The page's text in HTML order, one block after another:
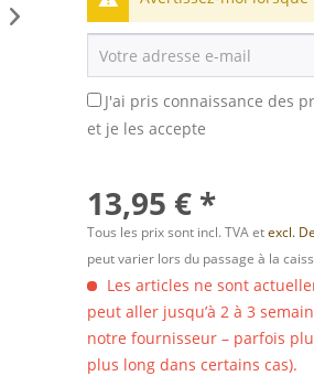
J'ai pris connaissance des
et je les accepte
13,95 € *
Tous les prix sont incl. TVA etexcl.
peut varier lors du passage à la
Les articles ne sont
peut aller jusqu’à 2 à 3
notre fournisseur – parfois
plus long dans certains cas).